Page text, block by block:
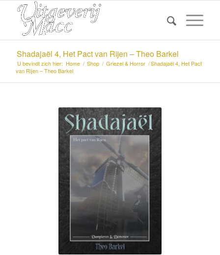
Shadajaël 4, Het Pact van Rijen – Theo Barkel
U bevindt zich hier: Home / Shop / Griezel & Horror /Shadajaël 4, Het Pact
van Rijen – Theo Barkel